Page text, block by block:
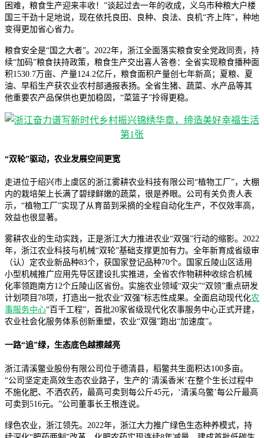
困难，粮食生产迎来丰收！”谈起过去一年的收成，义乌市种粮大户楼
国三干劲十足地说，现在依托良田、良种、良法、良机“齐上阵”，种地
变得更加省心省力。
粮食安全是“国之大者”。2022年，浙江全面落实粮食安全党政同责，持
续“加码”粮食扶持政策，粮食生产交出喜人答卷：全省实现粮食播种面
积1530.7万亩、产量124.2亿斤，粮食面积产量创七年新高；夏粮、夏
油、早稻生产获农业农村部通报表扬。全省生猪、蔬菜、水产品等其
他重要农产品保供也更加稳固，“菜篮子”拎得更稳。
“双轮”驱动，农业发展空间更宽
走进位于绍兴市上虞区的浙江雾耕农业科技有限公司“植物工厂”，大棚
内的栽培架上长满了碧绿鲜嫩的蔬菜，很是养眼。公司有关负责人表
示，“植物工厂”实现了从育苗到采摘的全程自动化生产，不仅效率高，
效益也很显著。
雾耕农业的生动实践，正是浙江大力推进农业“双强”行动的缩影。2022
年，浙江农业科技与机械“双轮”基础支撑更加有力。全年新育成省级审
（认）定农业新品种83个，获国家登记品种70个。国家丘陵山区适用
小型机械推广应用先导区建设扎实推进，全省农作物耕种收综合机械
化率领跑南方12个丘陵山区省份。实施农业领域“双尖”“双领”重点研发
计划项目78项，打造出一批农业“双强”标志性成果。全面启动现代化农
事服务中心“百千工程”，首批20家省级现代化农事服务中心正式开建，
农业社会化服务体系创新重塑，农业“双强”跑出“加速度”。
一路“追”绿，生态底色越擦越亮
浙江清溪鳖业股份有限公司位于德清县，稻鳖共生面积达100多亩。
“公司坚定走高效生态农业路子，生产的‘清溪香米’在整个生长过程中
不施化肥、不洒农药，最高可卖到每公斤45元，‘清溪乌鳖’每公斤最高
可卖到516元。”公司董事长王根连说。
绿色农业，浙江领先。2022年，浙江大力推广绿色生态种养模式，持